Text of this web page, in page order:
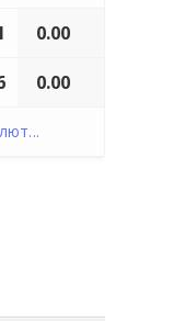
0.00
0.00